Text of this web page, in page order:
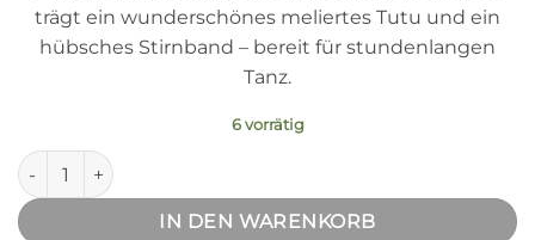
trägt ein wunderschönes meliertes Tutu und ein
hübsches Stirnband – bereit für stundenlangen
Tanz.
6 vorrätig
Ballerina Maus Heather Menge
IN DEN WARENKORB